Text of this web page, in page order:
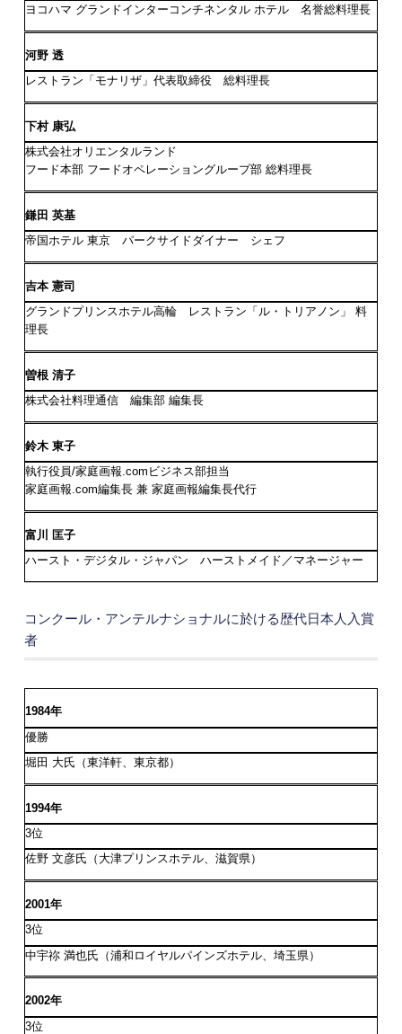
ヨコハマ グランドインターコンチネンタル ホテル 名誉総料理長
河野 透
レストラン「モナリザ」代表取締役 総料理長
下村 康弘
株式会社オリエンタルランド
フード本部 フードオペレーショングループ部 総料理長
鎌田 英基
帝国ホテル 東京 パークサイドダイナー シェフ
吉本 憲司
グランドプリンスホテル高輪 レストラン「ル・トリアノン」 料
理長
曽根 清子
株式会社料理通信 編集部 編集長
鈴木 東子
執行役員/家庭画報.comビジネス部担当
家庭画報.com編集長 兼 家庭画報編集長代行
富川 匡子
ハースト・デジタル・ジャパン ハーストメイド／マネージャー
コンクール・アンテルナショナルに於ける歴代日本人入賞
者
1984年
優勝
堀田 大氏（東洋軒、東京都）
1994年
3位
佐野 文彦氏（大津プリンスホテル、滋賀県）
2001年
3位
中宇祢 満也氏（浦和ロイヤルパインズホテル、埼玉県）
2002年
3位